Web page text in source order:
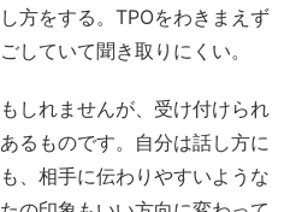
方をする。TPOをわきまえず
していて聞き取りにくい。
しれませんが、受け付けられ
るものです。自分は話し方に
、相手に伝わりやすいような